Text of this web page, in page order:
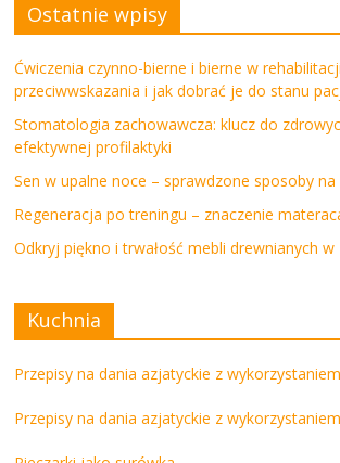
Ostatnie wpisy
Ćwiczenia czynno-bierne i bierne w
przeciwwskazania i jak dobrać je do stanu
Stomatologia zachowawcza: klucz do
efektywnej profilaktyki
Sen w upalne noce – sprawdzone sposoby
Regeneracja po treningu – znaczenie
Odkryj piękno i trwałość mebli drewnianych
Kuchnia
Przepisy na dania azjatyckie z
Przepisy na dania azjatyckie z